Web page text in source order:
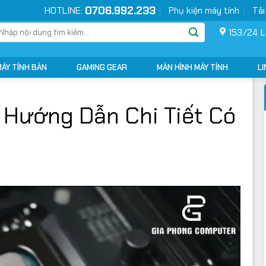
HOTLINE: 0706.992.233 Phụ kiện máy tính
153/24
TÍNH BÀN GAMING GEAR MÀN HÌNH MÁY TÍNH
Dẫn Chi Tiết Có